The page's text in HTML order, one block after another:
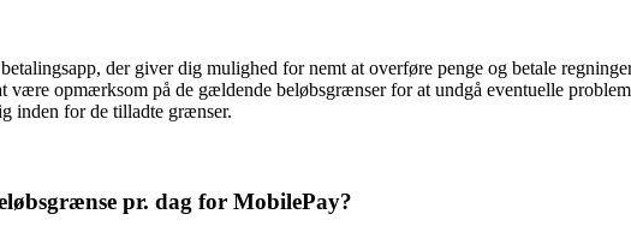
der giver dig mulighed for nemt at overføre penge og betale
være opmærksom på de gældende beløbsgrænser for at undgå eventuelle
inden for de tilladte grænser.
pr. dag for MobilePay?